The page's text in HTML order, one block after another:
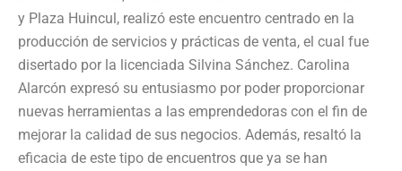
y Plaza Huincul, realizó este encuentro centrado en la
producción de servicios y prácticas de venta, el cual fue
disertado por la licenciada Silvina Sánchez. Carolina
Alarcón expresó su entusiasmo por poder proporcionar
nuevas herramientas a las emprendedoras con el fin de
mejorar la calidad de sus negocios. Además, resaltó la
eficacia de este tipo de encuentros que ya se han